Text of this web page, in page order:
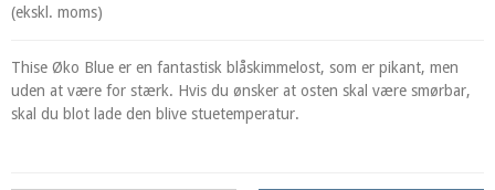
(ekskl. moms)
Thise Øko Blue er en fantastisk blåskimmelost, som er pikant, men
uden at være for stærk. Hvis du ønsker at osten skal være smørbar,
skal du blot lade den blive stuetemperatur.